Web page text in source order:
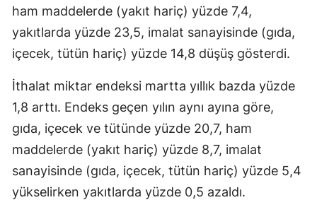
ham maddelerde (yakıt hariç) yüzde 7,4,
yakıtlarda yüzde 23,5, imalat sanayisinde (gıda,
içecek, tütün hariç) yüzde 14,8 düşüş gösterdi.
İthalat miktar endeksi martta yıllık bazda yüzde
1,8 arttı. Endeks geçen yılın aynı ayına göre,
gıda, içecek ve tütünde yüzde 20,7, ham
maddelerde (yakıt hariç) yüzde 8,7, imalat
sanayisinde (gıda, içecek, tütün hariç) yüzde 5,4
yükselirken yakıtlarda yüzde 0,5 azaldı.